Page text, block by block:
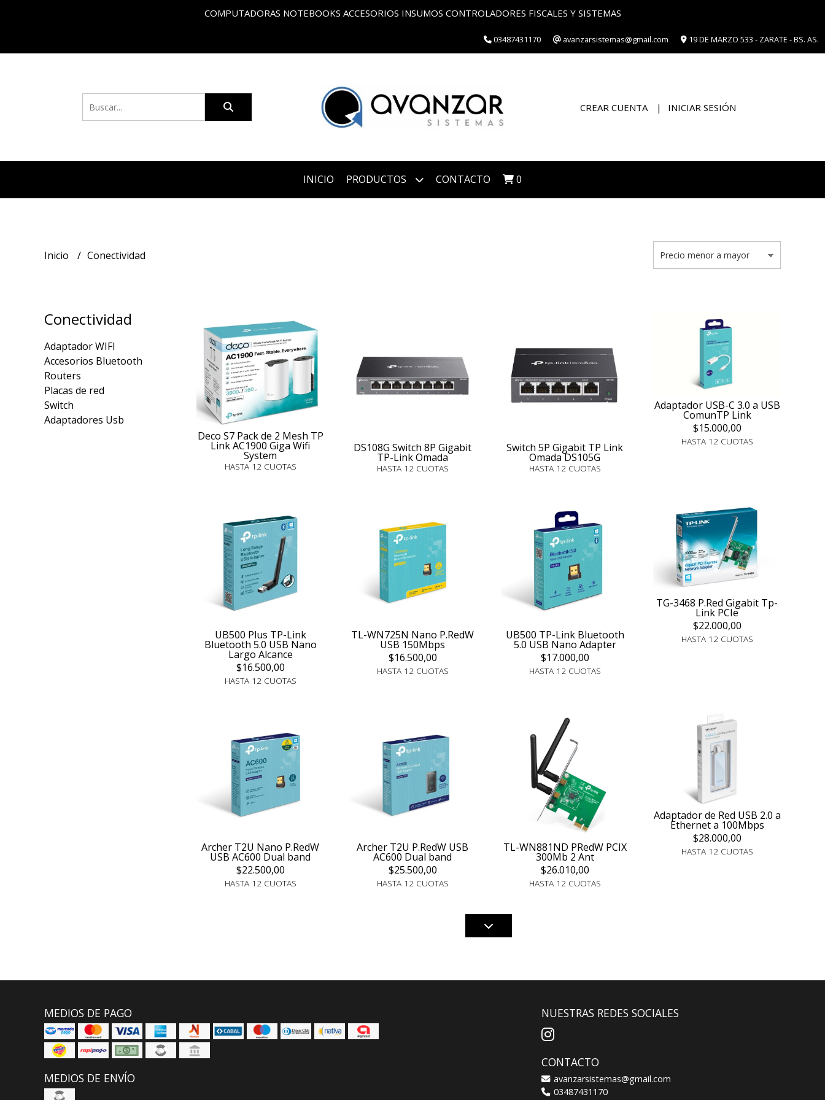
COMPUTADORAS NOTEBOOKS ACCESORIOS INSUMOS CONTROLADORES FISCALES Y SISTEMAS
03487431170 avanzarsistemas@gmail.com 19 DE MARZO 533 - ZARATE - BS. AS.
CREAR CUENTA INICIAR SESIÓN
INICIO PRODUCTOS CONTACTO 0
Inicio Conectividad
Conectividad
Adaptador WIFI
Accesorios Bluetooth
Routers
Placas de red
Switch
Adaptadores Usb
Deco S7 Pack de 2 Mesh TP
Link AC1900 Giga Wifi
System
HASTA 12 CUOTAS
DS108G Switch 8P Gigabit
TP-Link Omada
HASTA 12 CUOTAS
Switch 5P Gigabit TP Link
Omada DS105G
HASTA 12 CUOTAS
Adaptador USB-C 3.0 a USB
ComunTP Link
$15.000,00
HASTA 12 CUOTAS
UB500 Plus TP-Link
Bluetooth 5.0 USB Nano
Largo Alcance
$16.500,00
HASTA 12 CUOTAS
TL-WN725N Nano P.RedW
USB 150Mbps
$16.500,00
HASTA 12 CUOTAS
UB500 TP-Link Bluetooth
5.0 USB Nano Adapter
$17.000,00
HASTA 12 CUOTAS
TG-3468 P.Red Gigabit Tp-
Link PCIe
$22.000,00
HASTA 12 CUOTAS
Archer T2U Nano P.RedW
USB AC600 Dual band
$22.500,00
HASTA 12 CUOTAS
Archer T2U P.RedW USB
AC600 Dual band
$25.500,00
HASTA 12 CUOTAS
TL-WN881ND PRedW PCIX
300Mb 2 Ant
$26.010,00
HASTA 12 CUOTAS
Adaptador de Red USB 2.0 a
Ethernet a 100Mbps
$28.000,00
HASTA 12 CUOTAS
MEDIOS DE PAGO
MEDIOS DE ENVÍO
NUESTRAS REDES SOCIALES
CONTACTO
avanzarsistemas@gmail.com
03487431170